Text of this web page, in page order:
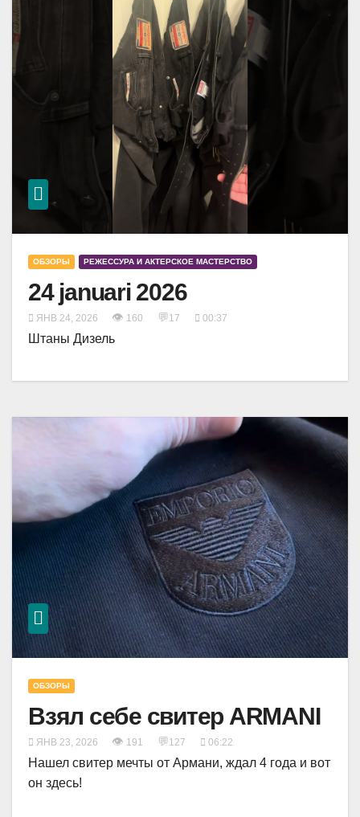
ОБЗОРЫ РЕЖЕССУРА И АКТЕРСКОЕ МАСТЕРСТВО
24 januari 2026
ЯНВ 24, 2026 👁 160 💬17 00:37
Штаны Дизель
ОБЗОРЫ
Взял себе свитер ARMANI
ЯНВ 23, 2026 👁 191 💬127 06:22
Нашел свитер мечты от Армани, ждал 4 года и вот
он здесь!